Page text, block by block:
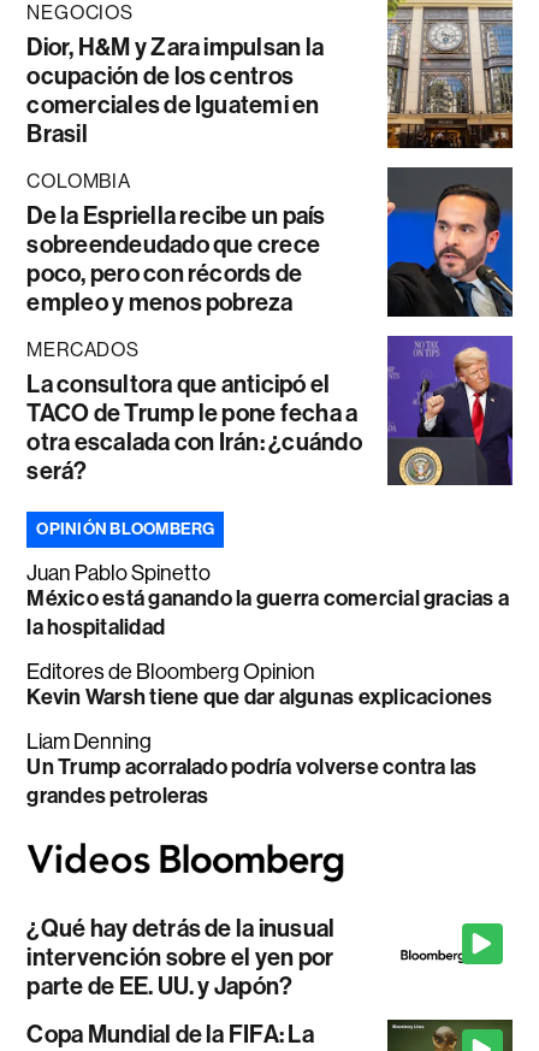
NEGOCIOS
Dior, H&M y Zara impulsan la
ocupación de los centros
comerciales de Iguatemi en
Brasil
COLOMBIA
De la Espriella recibe un país
sobreendeudado que crece
poco, pero con récords de
empleo y menos pobreza
MERCADOS
La consultora que anticipó el
TACO de Trump le pone fecha a
otra escalada con Irán: ¿cuándo
será?
OPINIÓN BLOOMBERG
Juan Pablo Spinetto
México está ganando la guerra comercial gracias a
la hospitalidad
Editores de Bloomberg Opinion
Kevin Warsh tiene que dar algunas explicaciones
Liam Denning
Un Trump acorralado podría volverse contra las
grandes petroleras
¿Qué hay detrás de la inusual
intervención sobre el yen por
parte de EE. UU. y Japón?
Copa Mundial de la FIFA: La